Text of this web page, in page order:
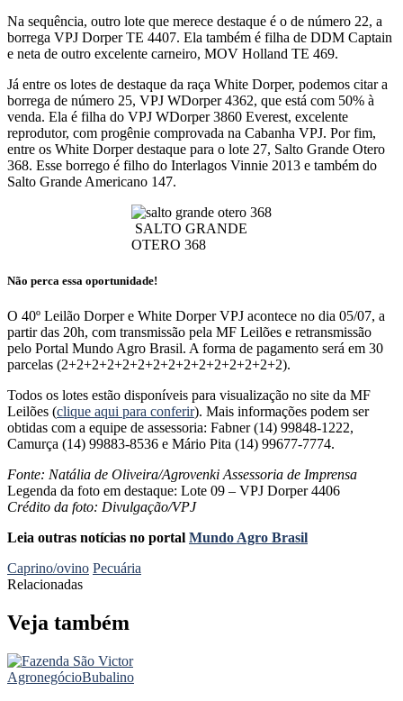
Na sequência, outro lote que merece destaque é o de número 22, a
borrega VPJ Dorper TE 4407. Ela também é filha de DDM Captain
e neta de outro excelente carneiro, MOV Holland TE 469.
Já entre os lotes de destaque da raça White Dorper, podemos citar a
borrega de número 25, VPJ WDorper 4362, que está com 50% à
venda. Ela é filha do VPJ WDorper 3860 Everest, excelente
reprodutor, com progênie comprovada na Cabanha VPJ. Por fim,
entre os White Dorper destaque para o lote 27, Salto Grande Otero
368. Esse borrego é filho do Interlagos Vinnie 2013 e também do
Salto Grande Americano 147.
SALTO GRANDE
OTERO 368
Não perca essa oportunidade!
O 40º Leilão Dorper e White Dorper VPJ acontece no dia 05/07, a
partir das 20h, com transmissão pela MF Leilões e retransmissão
pelo Portal Mundo Agro Brasil. A forma de pagamento será em 30
parcelas (2+2+2+2+2+2+2+2+2+2+2+2+2+2+2).
Todos os lotes estão disponíveis para visualização no site da MF
Leilões (clique aqui para conferir). Mais informações podem ser
obtidas com a equipe de assessoria: Fabner (14) 99848-1222,
Camurça (14) 99883-8536 e Mário Pita (14) 99677-7774.
Fonte: Natália de Oliveira/Agrovenki Assessoria de Imprensa
Legenda da foto em destaque: Lote 09 – VPJ Dorper 4406
Crédito da foto: Divulgação/VPJ
Leia outras notícias no portal Mundo Agro Brasil
Caprino/ovino Pecuária
Relacionadas
Veja também
AgronegócioBubalino